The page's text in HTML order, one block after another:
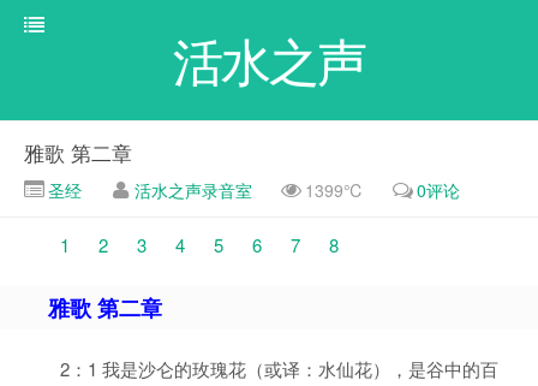
活水之声
雅歌 第二章
圣经 活水之声录音室 1399℃ 0评论
1 2 3 4 5 6 7 8
雅歌 第二章
2：1 我是沙仑的玫瑰花（或译：水仙花），是谷中的百